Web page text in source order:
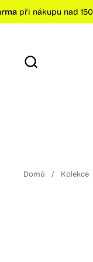
Přeskočit na obsah
nákupu nad 1500
Domů / Kolekce